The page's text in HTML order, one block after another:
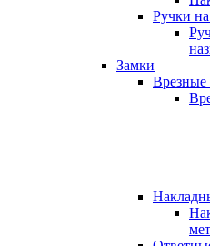
Ручки
Замки
Врезные